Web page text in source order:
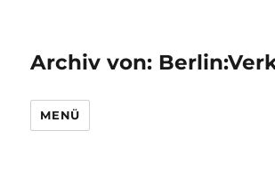
Archiv von:
MENÜ